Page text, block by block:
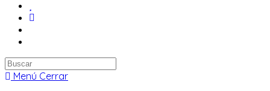
Buscar
enMenú Cerrar